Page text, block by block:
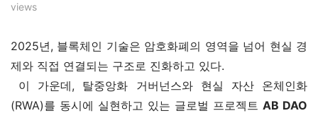
views
2025년, 블록체인 기술은 암호화폐의 영역을 넘어 현실 경
제와 직접 연결되는 구조로 진화하고 있다.
(RWA)를 동시에 실현하고 있는 글로벌 프로젝트 AB DAO